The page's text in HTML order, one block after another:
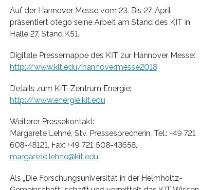
Auf der Hannover Messe vom 23. Bis 27. April
präsentiert otego seine Arbeit am Stand des KIT in
Halle 27, Stand K51.
Digitale Pressemappe des KIT zur Hannover Messe:
http://www.kit.edu/hannovermesse2018
Details zum KIT-Zentrum Energie:
http://www.energie.kit.edu
Weiterer Pressekontakt:
Margarete Lehné, Stv. Pressesprecherin, Tel.: +49 721
608-48121, Fax: +49 721 608-43658,
margarete.lehne@kit.edu
Als „Die Forschungsuniversität in der Helmholtz-